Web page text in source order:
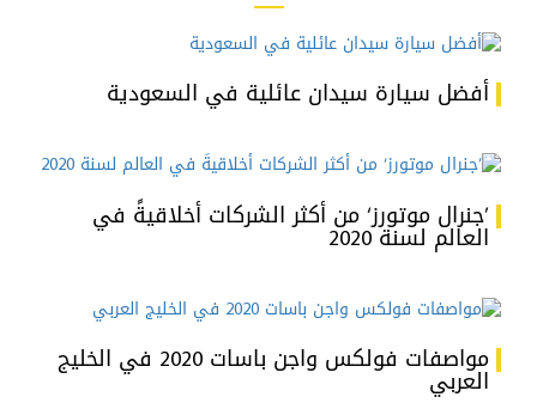
أفضل سيارة سيدان عائلية في السعودية
’جنرال موتورز‘ من أكثر الشركات أخلاقيةً في
العالم لسنة 2020
مواصفات فولكس واجن باسات 2020 في الخليج
العربي